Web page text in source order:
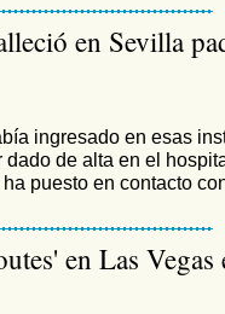
en Sevilla
ingresado en esas
de alta en el
puesto en contacto
en Las Vegas